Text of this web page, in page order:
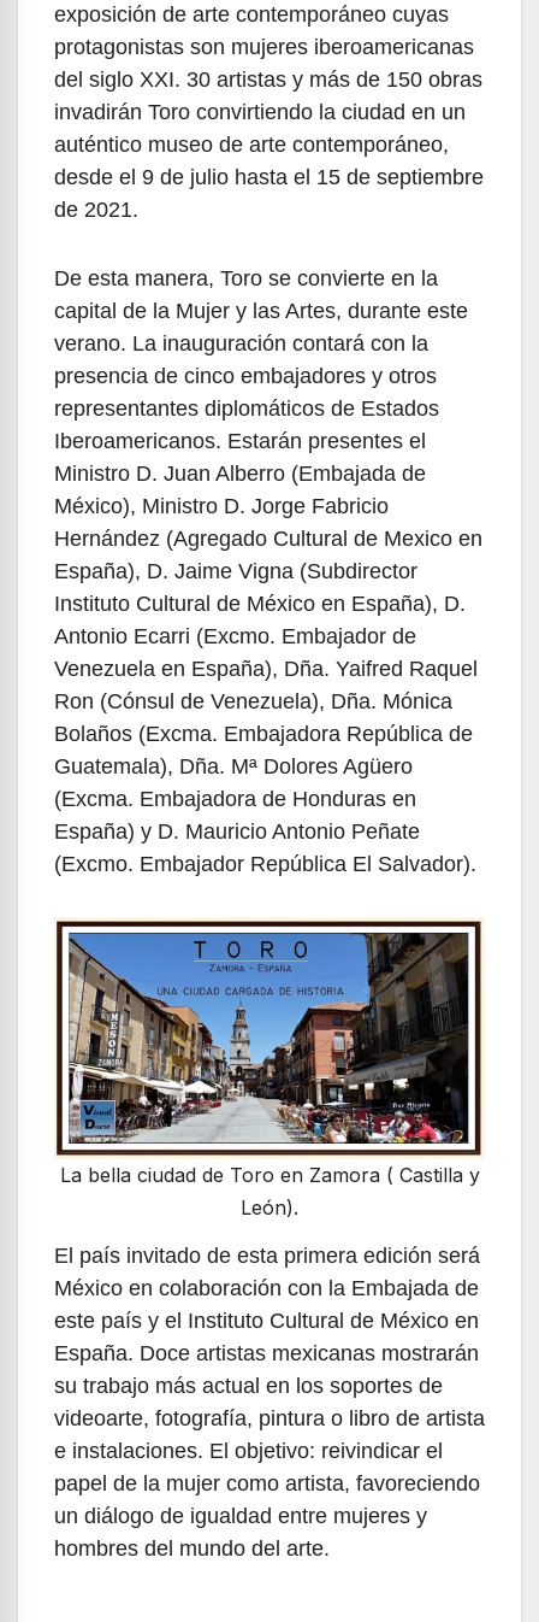
exposición de arte contemporáneo cuyas
protagonistas son mujeres iberoamericanas
del siglo XXI. 30 artistas y más de 150 obras
invadirán Toro convirtiendo la ciudad en un
auténtico museo de arte contemporáneo,
desde el 9 de julio hasta el 15 de septiembre
de 2021.
De esta manera, Toro se convierte en la
capital de la Mujer y las Artes, durante este
verano. La inauguración contará con la
presencia de cinco embajadores y otros
representantes diplomáticos de Estados
Iberoamericanos. Estarán presentes el
Ministro D. Juan Alberro (Embajada de
México), Ministro D. Jorge Fabricio
Hernández (Agregado Cultural de Mexico en
España), D. Jaime Vigna (Subdirector
Instituto Cultural de México en España), D.
Antonio Ecarri (Excmo. Embajador de
Venezuela en España), Dña. Yaifred Raquel
Ron (Cónsul de Venezuela), Dña. Mónica
Bolaños (Excma. Embajadora República de
Guatemala), Dña. Mª Dolores Agüero
(Excma. Embajadora de Honduras en
España) y D. Mauricio Antonio Peñate
(Excmo. Embajador República El Salvador).
La bella ciudad de Toro en Zamora ( Castilla y
León).
El país invitado de esta primera edición será
México en colaboración con la Embajada de
este país y el Instituto Cultural de México en
España. Doce artistas mexicanas mostrarán
su trabajo más actual en los soportes de
videoarte, fotografía, pintura o libro de artista
e instalaciones. El objetivo: reivindicar el
papel de la mujer como artista, favoreciendo
un diálogo de igualdad entre mujeres y
hombres del mundo del arte.